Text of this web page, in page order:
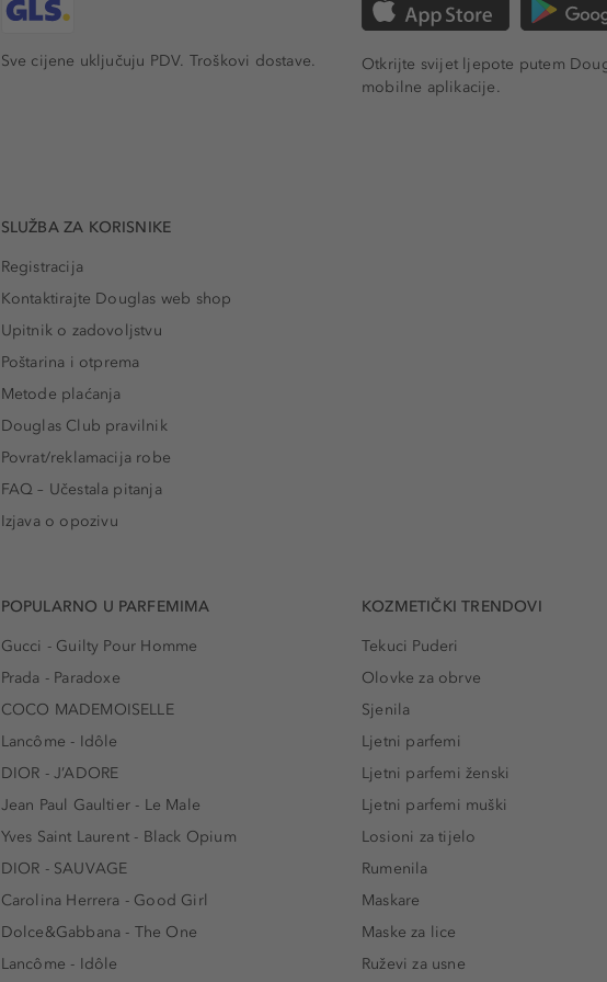
Sve cijene uključuju PDV. Troškovi dostave.
Otkrijte svijet ljepote putem
mobilne aplikacije.
SLUŽBA ZA KORISNIKE
Registracija
Kontaktirajte Douglas web shop
Upitnik o zadovoljstvu
Poštarina i otprema
Metode plaćanja
Douglas Club pravilnik
Povrat/reklamacija robe
FAQ – Učestala pitanja
Izjava o opozivu
POPULARNO U PARFEMIMA
Gucci - Guilty Pour Homme
Prada - Paradoxe
COCO MADEMOISELLE
Lancôme - Idôle
DIOR - J’ADORE
Jean Paul Gaultier - Le Male
Yves Saint Laurent - Black Opium
DIOR - SAUVAGE
Carolina Herrera - Good Girl
Dolce&Gabbana - The One
Lancôme - Idôle
KOZMETIČKI TRENDOVI
Tekuci Puderi
Olovke za obrve
Sjenila
Ljetni parfemi
Ljetni parfemi ženski
Ljetni parfemi muški
Losioni za tijelo
Rumenila
Maskare
Maske za lice
Ruževi za usne